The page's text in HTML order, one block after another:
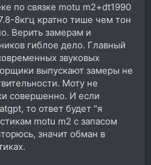
по связке motu m2+dt1990
8кгц кратно тише чем тон
Верить замерам и
гиблое дело. Главный
звуковых
выпускают замеры не
Моту не
совершенно. И если
то ответ будет "я
motu m2 с запасом
значит обман в